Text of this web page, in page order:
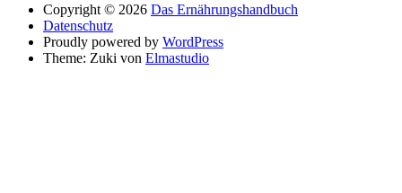
Copyright © 2026 Das Ernährungshandbuch
Datenschutz
Proudly powered by WordPress
Theme: Zuki von Elmastudio